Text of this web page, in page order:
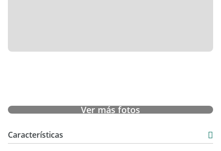
Ver más fotos
Características